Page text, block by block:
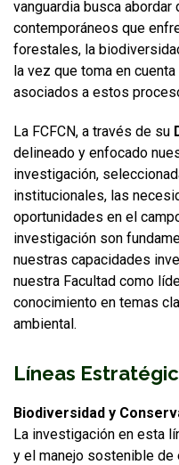
ESTUDIANTES
FUNCIONARIAS/OS
vanguardia busca
contemporáneos que
forestales, la
la vez que toma en
asociados a estos
La FCFCN, a través de su
delineado y enfocado
investigación,
institucionales, las
oportunidades en el
investigación son
nuestras capacidades
nuestra Facultad como
conocimiento en temas
ambiental.
Líneas
Biodiversidad y
La investigación en esta
y el manejo sostenible